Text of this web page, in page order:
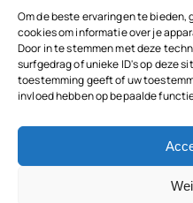
Om de beste ervaringen te
cookies om informatie over je
Door in te stemmen met deze
surfgedrag of unieke ID's op deze
toestemming geeft of uw
invloed hebben op bepaalde
© 2026NBC Eelman
Algemene